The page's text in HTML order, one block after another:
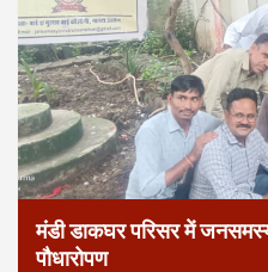
मंडी डाकघर परिसर में
पौधारोपण